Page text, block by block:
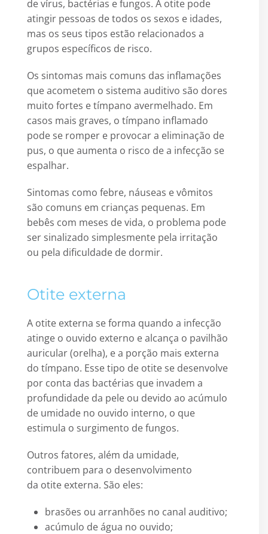
de vírus, bactérias e fungos. A otite pode
atingir pessoas de todos os sexos e idades,
mas os seus tipos estão relacionados a
grupos específicos de risco.
Os sintomas mais comuns das inflamações
que acometem o sistema auditivo são dores
muito fortes e tímpano avermelhado. Em
casos mais graves, o tímpano inflamado
pode se romper e provocar a eliminação de
pus, o que aumenta o risco de a infecção se
espalhar.
Sintomas como febre, náuseas e vômitos
são comuns em crianças pequenas. Em
bebês com meses de vida, o problema pode
ser sinalizado simplesmente pela irritação
ou pela dificuldade de dormir.
Otite externa
A otite externa se forma quando a infecção
atinge o ouvido externo e alcança o pavilhão
auricular (orelha), e a porção mais externa
do tímpano. Esse tipo de otite se desenvolve
por conta das bactérias que invadem a
profundidade da pele ou devido ao acúmulo
de umidade no ouvido interno, o que
estimula o surgimento de fungos.
Outros fatores, além da umidade,
contribuem para o desenvolvimento
da otite externa. São eles:
brasões ou arranhões no canal auditivo;
acúmulo de água no ouvido;